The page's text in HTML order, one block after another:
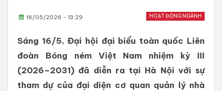
HOẠT ĐỘNG NGÀNH
16/05/2026 - 13:29
Sáng 16/5, Đại hội đại biểu toàn quốc Liên
đoàn Bóng ném Việt Nam nhiệm kỳ III
(2026–2031) đã diễn ra tại Hà Nội với sự
tham dự của đại diện cơ quan quản lý nhà